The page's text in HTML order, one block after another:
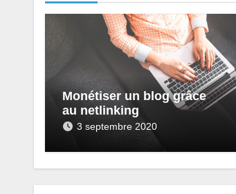
Monétiser un blog grâce
au netlinking
3 septembre 2020